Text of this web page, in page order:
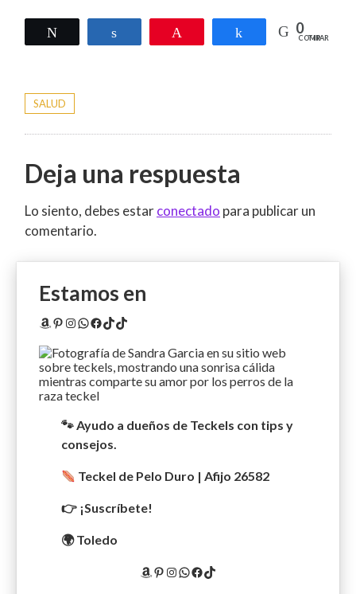
Twittear Compartir Compartir
0
COMPARTIR
SALUD
Deja una respuesta
Lo siento, debes estarconectado para publicar un
comentario.
Estamos en
Amazon Pinterest Instagram WhatsApp Facebook TikTok TikTok
🐾 Ayudo a dueños de Teckels con tips y
consejos.
Teckel de Pelo Duro | Afijo 26582
👉 ¡Suscríbete!
🌍 Toledo
Amazon Pinterest Instagram WhatsApp Facebook TikTok